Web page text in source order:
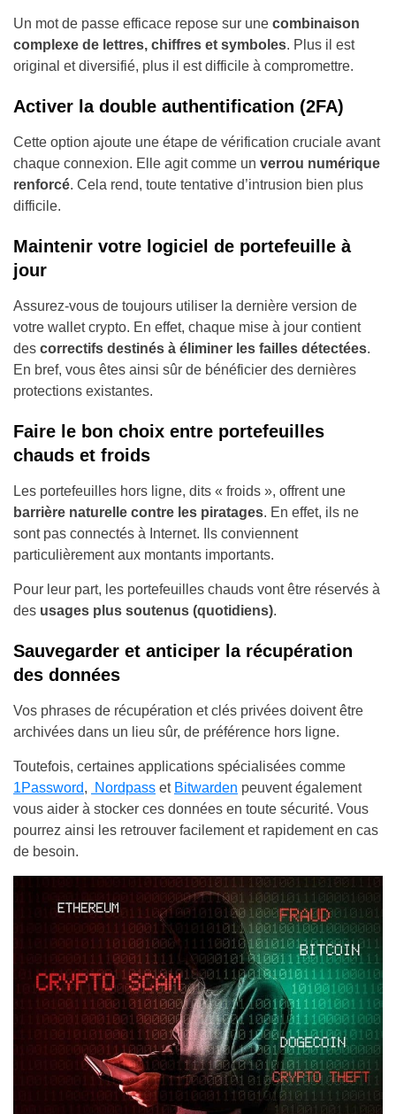
Un mot de passe efficace repose sur une combinaison
complexe de lettres, chiffres et symboles. Plus il est
original et diversifié, plus il est difficile à compromettre.
Activer la double authentification (2FA)
Cette option ajoute une étape de vérification cruciale avant
chaque connexion. Elle agit comme un verrou numérique
renforcé. Cela rend, toute tentative d’intrusion bien plus
difficile.
Maintenir votre logiciel de portefeuille à
jour
Assurez-vous de toujours utiliser la dernière version de
votre wallet crypto. En effet, chaque mise à jour contient
des correctifs destinés à éliminer les failles détectées.
En bref, vous êtes ainsi sûr de bénéficier des dernières
protections existantes.
Faire le bon choix entre portefeuilles
chauds et froids
Les portefeuilles hors ligne, dits « froids », offrent une
barrière naturelle contre les piratages. En effet, ils ne
sont pas connectés à Internet. Ils conviennent
particulièrement aux montants importants.
Pour leur part, les portefeuilles chauds vont être réservés à
des usages plus soutenus (quotidiens).
Sauvegarder et anticiper la récupération
des données
Vos phrases de récupération et clés privées doivent être
archivées dans un lieu sûr, de préférence hors ligne.
Toutefois, certaines applications spécialisées comme
1Password, Nordpass et Bitwarden peuvent également
vous aider à stocker ces données en toute sécurité. Vous
pourrez ainsi les retrouver facilement et rapidement en cas
de besoin.